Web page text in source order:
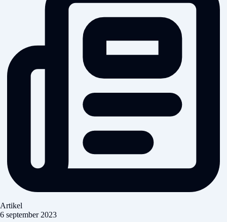
Artikel
6 september 2023